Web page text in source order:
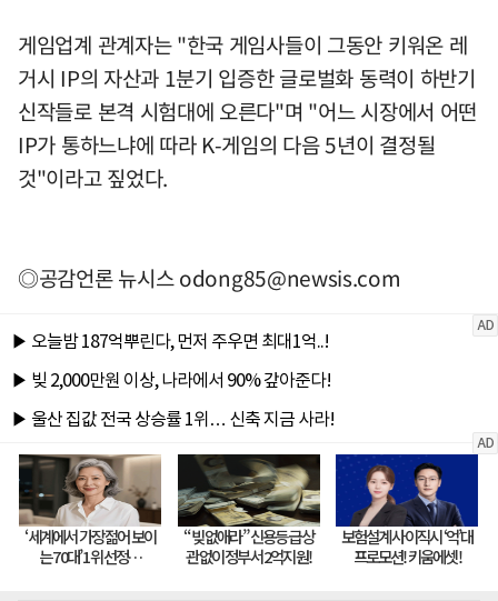
게임업계 관계자는 "한국 게임사들이 그동안 키워온 레
거시 IP의 자산과 1분기 입증한 글로벌화 동력이 하반기
신작들로 본격 시험대에 오른다"며 "어느 시장에서 어떤
IP가 통하느냐에 따라 K-게임의 다음 5년이 결정될
것"이라고 짚었다.
◎공감언론 뉴시스odong85@newsis.com